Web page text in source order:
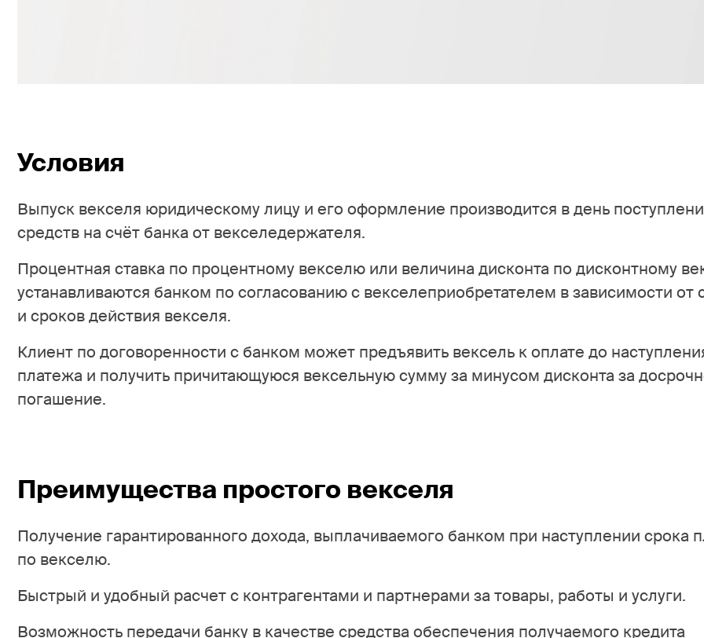
Условия
Выпуск векселя юридическому лицу и его оформление производится в день
средств на счёт банка от векселедержателя.
Процентная ставка по процентному векселю или величина дисконта по дисконтному
устанавливаются банком по согласованию с векселеприобретателем в зависимости
и сроков действия векселя.
Клиент по договоренности с банком может предъявить вексель к оплате до
платежа и получить причитающуюся вексельную сумму за минусом дисконта за
погашение.
Преимущества простого векселя
Получение гарантированного дохода, выплачиваемого банком при наступлении срока
по векселю.
Быстрый и удобный расчет с контрагентами и партнерами за товары, работы и услуги.
Возможность передачи банку в качестве средства обеспечения получаемого кредита